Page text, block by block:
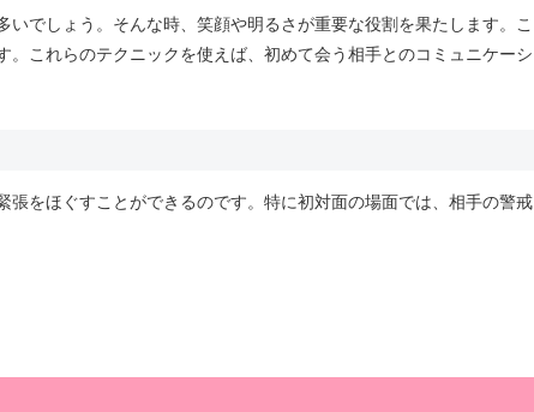
でしょう。そんな時、笑顔や明るさが重要な役割を果たします。こ
これらのテクニックを使えば、初めて会う相手とのコミュニケーシ
をほぐすことができるのです。特に初対面の場面では、相手の警戒